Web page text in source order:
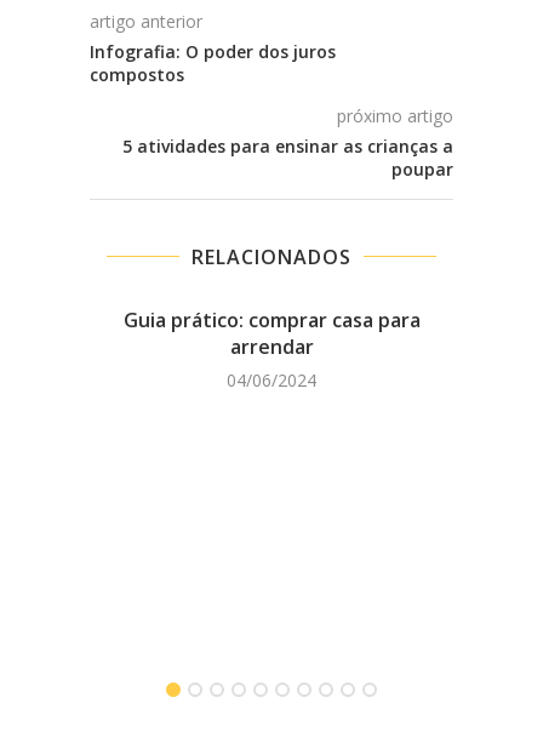
artigo anterior
Infografia: O poder dos juros
compostos
próximo artigo
5 atividades para ensinar as crianças a
poupar
RELACIONADOS
Guia prático: comprar casa para
arrendar
04/06/2024